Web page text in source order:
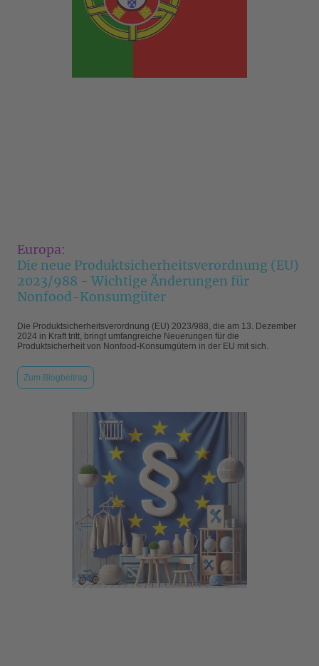
Europa:
Die neue Produktsicherheitsverordnung (EU)
2023/988 - Wichtige Änderungen für
Nonfood-Konsumgüter
Die Produktsicherheitsverordnung (EU) 2023/988, die am 13. Dezember
2024 in Kraft tritt, bringt umfangreiche Neuerungen für die
Produktsicherheit von Nonfood-Konsumgütern in der EU mit sich.
Zum Blogbeitrag